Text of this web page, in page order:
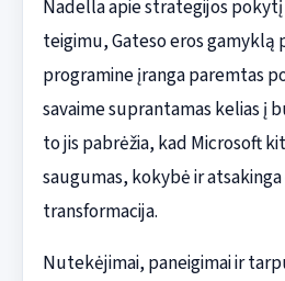
Nadella apie strategijos
teigimu, Gateso eros gamyklą
programine įranga paremtas
savaime suprantamas kelias į
to jis pabrėžia, kad Microsoft
saugumas, kokybė ir
transformacija.
Nutekėjimai, paneigimai ir